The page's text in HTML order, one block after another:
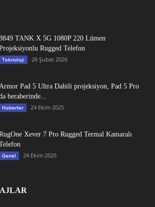
TANK X 5G 1080P 220 Lümen
Rugged Telefon
Teknoloji 26 Şubat 2026
Armor Pad 5 Ultra Dahili projeksiyon, Pad 5 Pro
beraberinde...
Haberler 24 Ekim 2025
Xever 7 Pro Rugged Termal Kamaralı
Genel 24 Ekim 2025